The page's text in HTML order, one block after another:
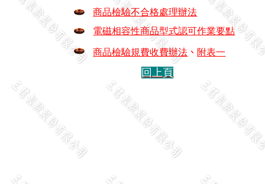
商品檢驗不合格處理辦法
電磁相容性商品型式認可作業要點
商品檢驗規費收費辦法 、 附表一
回上頁